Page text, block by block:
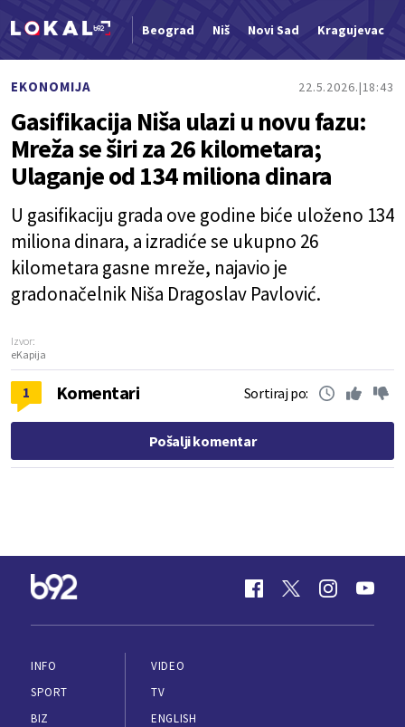
Beograd Niš Novi Sad Kragujevac
EKONOMIJA 22.5.2026. 18:43
Gasifikacija Niša ulazi u novu fazu:
Mreža se širi za 26 kilometara;
Ulaganje od 134 miliona dinara
U gasifikaciju grada ove godine biće uloženo 134
miliona dinara, a izradiće se ukupno 26
kilometara gasne mreže, najavio je
gradonačelnik Niša Dragoslav Pavlović.
Izvor:
eKapija
1 Komentari Sortiraj po:
Pošalji komentar
INFO
SPORT
BIZ
VIDEO
TV
ENGLISH